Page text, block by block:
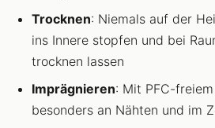
Trocknen: Niemals auf der
ins Innere stopfen und bei
trocknen lassen
Imprägnieren: Mit PFC-
besonders an Nähten und im